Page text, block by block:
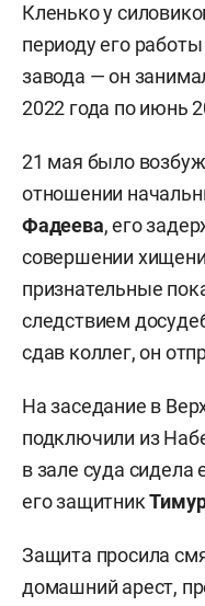
Кленько у
периоду его
завода — он
2022 года по июнь
21 мая было
отношении
Фадеева, его
совершении
признательные
следствием
сдав коллег, он
На заседание в
подключили из
в зале суда сидела
его защитник
Защита просила
домашний арест,